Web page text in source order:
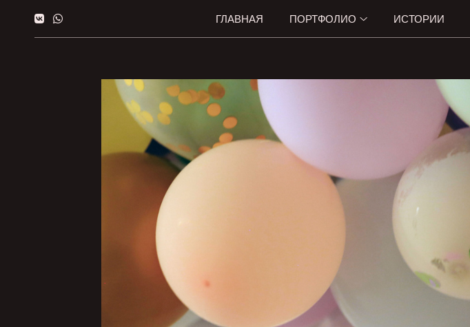
ГЛАВНАЯ ПОРТФОЛИО ИСТОРИИ